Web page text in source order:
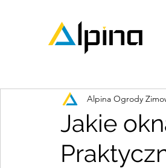
Jakie
Alpina Ogrody